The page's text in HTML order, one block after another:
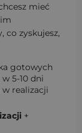
mieć
co zyskujesz,
gotowych
5-10 dni
realizacji
+